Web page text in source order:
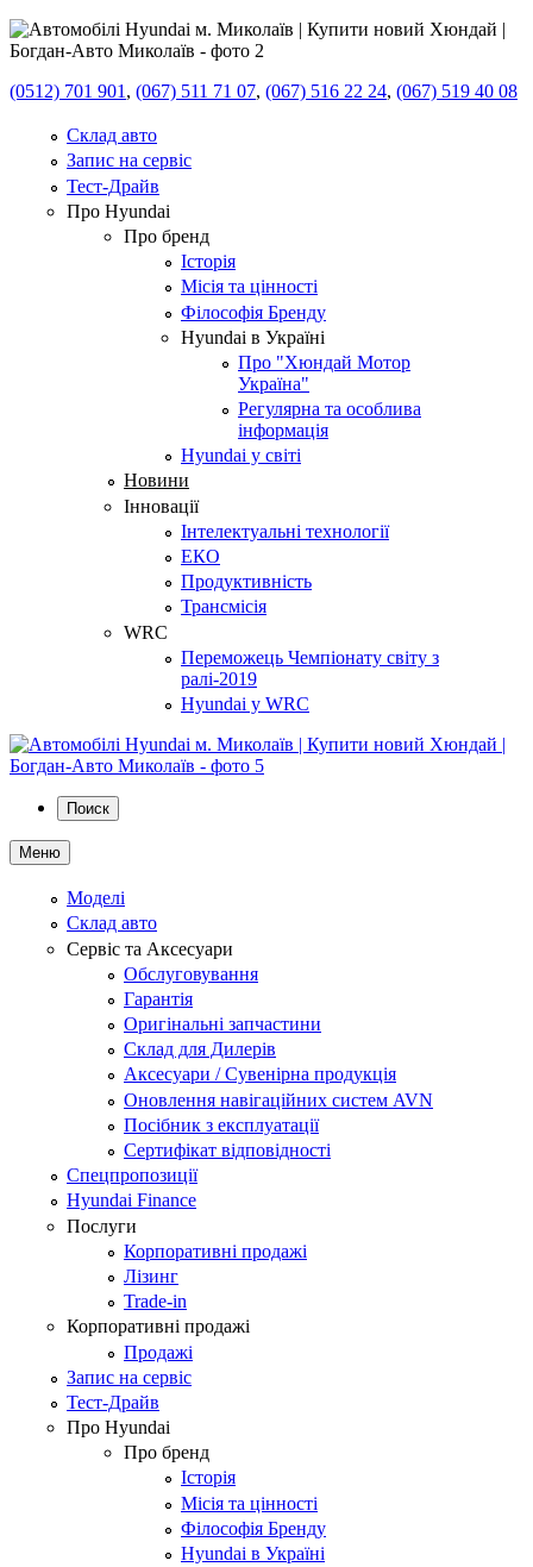
(0512) 701 901 , (067) 511 71 07, (067) 516 22 24, (067) 519 40 08
Склад авто
Запис на сервіс
Тест-Драйв
Про Hyundai
Про бренд
Історія
Місія та цінності
Філософія Бренду
Hyundai в Україні
Про "Хюндай Мотор
Україна"
Регулярна та особлива
інформація
Hyundai у світі
Новини
Інновації
Інтелектуальні технології
ЕКО
Продуктивність
Трансмісія
WRC
Переможець Чемпіонату світу з
ралі-2019
Hyundai у WRC
Поиск
Меню
Моделі
Склад авто
Сервіс та Аксесуари
Обслуговування
Гарантія
Оригінальні запчастини
Склад для Дилерів
Аксесуари / Сувенірна продукція
Оновлення навігаційних систем AVN
Посібник з експлуатації
Сертифікат відповідності
Спецпропозиції
Hyundai Finance
Послуги
Корпоративні продажі
Лізинг
Trade-in
Корпоративні продажі
Продажі
Запис на сервіс
Тест-Драйв
Про Hyundai
Про бренд
Історія
Місія та цінності
Філософія Бренду
Hyundai в Україні